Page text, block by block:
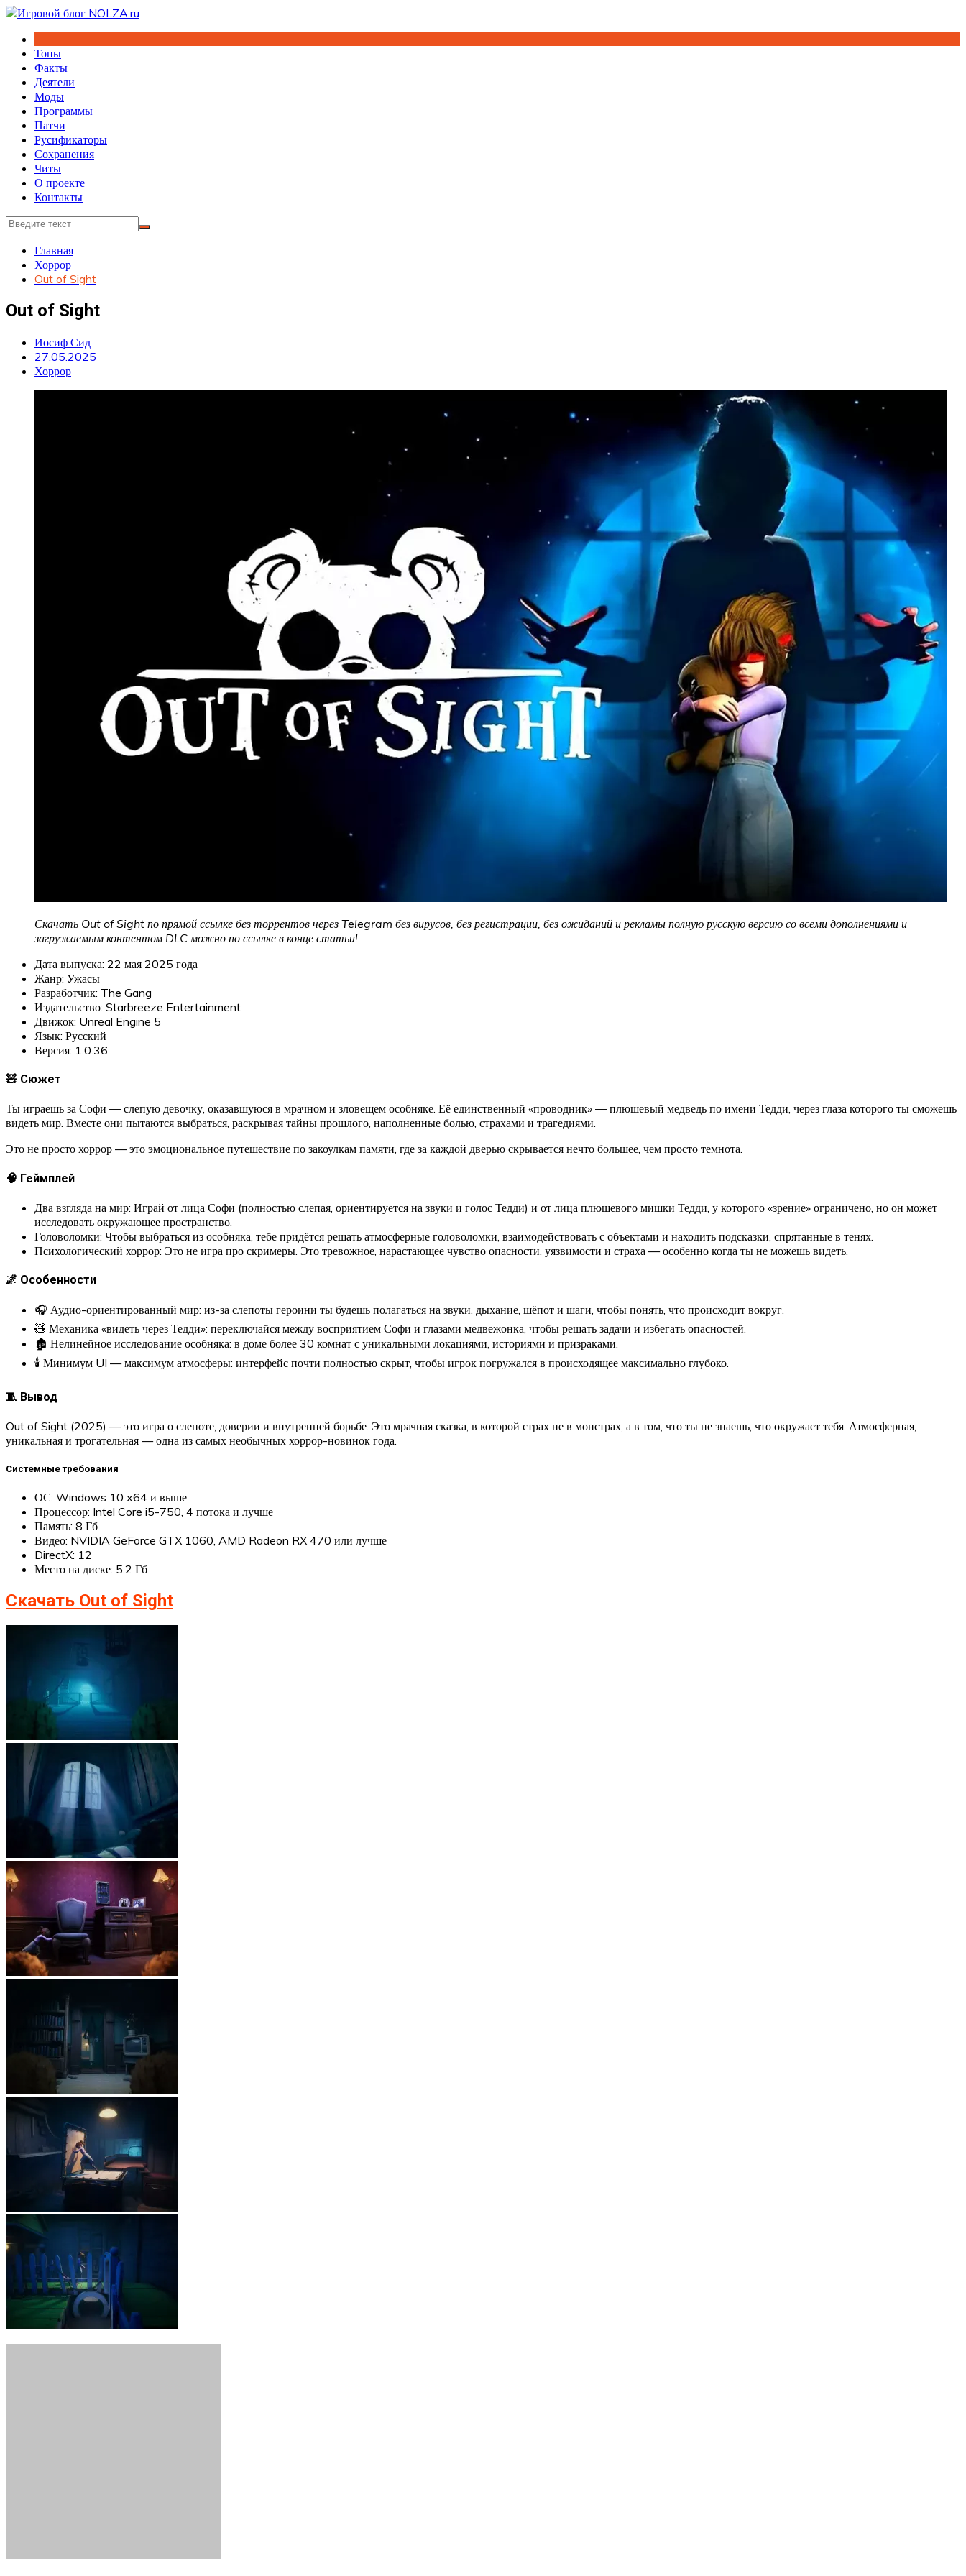
Перейти
содержимому
Топы
Факты
Деятели
Моды
Программы
Патчи
Русификаторы
Сохранения
Читы
О проекте
Контакты
Главная
Хоррор
Out of Sight
Out of Sight
Иосиф Сид
27.05.2025
Хоррор
Скачать Out of Sight по прямой ссылке без торрентов через Telegram без вирусов, без регистрации, без ожиданий и рекламы полную русскую версию со всеми дополнениями и
загружаемым контентом DLC можно по ссылке в конце статьи!
Дата выпуска: 22 мая 2025 года
Жанр: Ужасы
Разработчик: The Gang
Издательство: Starbreeze Entertainment
Движок: Unreal Engine 5
Язык: Русский
Версия: 1.0.36
🧸 Сюжет
Ты играешь за Софи — слепую девочку, оказавшуюся в мрачном и зловещем особняке. Её единственный «проводник» — плюшевый медведь по имени Тедди, через глаза которого ты сможешь
видеть мир. Вместе они пытаются выбраться, раскрывая тайны прошлого, наполненные болью, страхами и трагедиями.
Это не просто хоррор — это эмоциональное путешествие по закоулкам памяти, где за каждой дверью скрывается нечто большее, чем просто темнота.
🧠 Геймплей
Два взгляда на мир: Играй от лица Софи (полностью слепая, ориентируется на звуки и голос Тедди) и от лица плюшевого мишки Тедди, у которого «зрение» ограничено, но он может
исследовать окружающее пространство.
Головоломки: Чтобы выбраться из особняка, тебе придётся решать атмосферные головоломки, взаимодействовать с объектами и находить подсказки, спрятанные в тенях.
Психологический хоррор: Это не игра про скримеры. Это тревожное, нарастающее чувство опасности, уязвимости и страха — особенно когда ты не можешь видеть.
🌌 Особенности
🎧 Аудио-ориентированный мир: из-за слепоты героини ты будешь полагаться на звуки, дыхание, шёпот и шаги, чтобы понять, что происходит вокруг.
🧸 Механика «видеть через Тедди»: переключайся между восприятием Софи и глазами медвежонка, чтобы решать задачи и избегать опасностей.
🏚 Нелинейное исследование особняка: в доме более 30 комнат с уникальными локациями, историями и призраками.
🕯 Минимум UI — максимум атмосферы: интерфейс почти полностью скрыт, чтобы игрок погружался в происходящее максимально глубоко.
🧵 Вывод
Out of Sight (2025) — это игра о слепоте, доверии и внутренней борьбе. Это мрачная сказка, в которой страх не в монстрах, а в том, что ты не знаешь, что окружает тебя. Атмосферная,
уникальная и трогательная — одна из самых необычных хоррор-новинок года.
Системные требования
ОС: Windows 10 x64 и выше
Процессор: Intel Core i5-750, 4 потока и лучше
Память: 8 Гб
Видео: NVIDIA GeForce GTX 1060, AMD Radeon RX 470 или лучше
DirectX: 12
Место на диске: 5.2 Гб
Скачать Out of Sight